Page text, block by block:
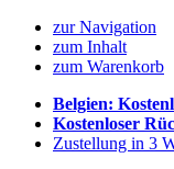
zur Navigation
zum Inhalt
zum Warenkorb
Belgien:
Kostenloser
Zustellung in 3